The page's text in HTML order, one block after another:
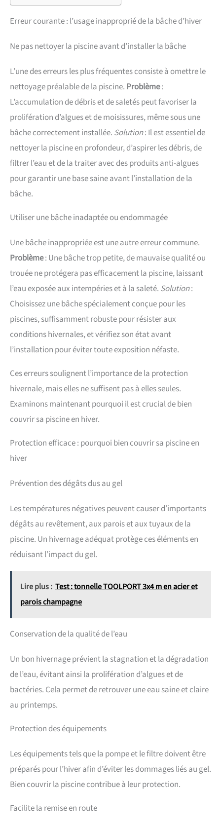
Erreur courante : l’usage inapproprié de la bâche d’hiver
Ne pas nettoyer la piscine avant d’installer la bâche
L’une des erreurs les plus fréquentes consiste à omettre le
nettoyage préalable de la piscine. Problème:
L’accumulation de débris et de saletés peut favoriser la
prolifération d’algues et de moisissures, même sous une
bâche correctement installée. Solution: Il est essentiel de
nettoyer la piscine en profondeur, d’aspirer les débris, de
filtrer l’eau et de la traiter avec des produits anti-algues
pour garantir une base saine avant l’installation de la
bâche.
Utiliser une bâche inadaptée ou endommagée
Une bâche inappropriée est une autre erreur commune.
Problème: Une bâche trop petite, de mauvaise qualité ou
trouée ne protégera pas efficacement la piscine, laissant
l’eau exposée aux intempéries et à la saleté. Solution:
Choisissez une bâche spécialement conçue pour les
piscines, suffisamment robuste pour résister aux
conditions hivernales, et vérifiez son état avant
l’installation pour éviter toute exposition néfaste.
Ces erreurs soulignent l’importance de la protection
hivernale, mais elles ne suffisent pas à elles seules.
Examinons maintenant pourquoi il est crucial de bien
couvrir sa piscine en hiver.
Protection efficace : pourquoi bien couvrir sa piscine en
hiver
Prévention des dégâts dus au gel
Les températures négatives peuvent causer d’importants
dégâts au revêtement, aux parois et aux tuyaux de la
piscine. Un hivernage adéquat protège ces éléments en
réduisant l’impact du gel.
Lire plus : Test : tonnelle TOOLPORT 3x4 m en acier et
parois champagne
Conservation de la qualité de l’eau
Un bon hivernage prévient la stagnation et la dégradation
de l’eau, évitant ainsi la prolifération d’algues et de
bactéries. Cela permet de retrouver une eau saine et claire
au printemps.
Protection des équipements
Les équipements tels que la pompe et le filtre doivent être
préparés pour l’hiver afin d’éviter les dommages liés au gel.
Bien couvrir la piscine contribue à leur protection.
Facilite la remise en route